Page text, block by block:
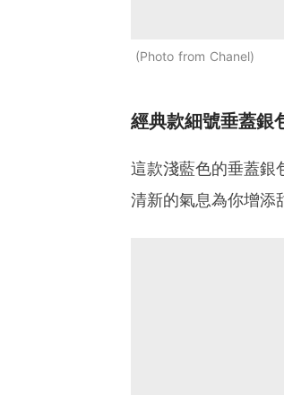
Photo from Chanel
經典款細號垂蓋
這款淺藍色的垂蓋銀
清新的氣息為你增添